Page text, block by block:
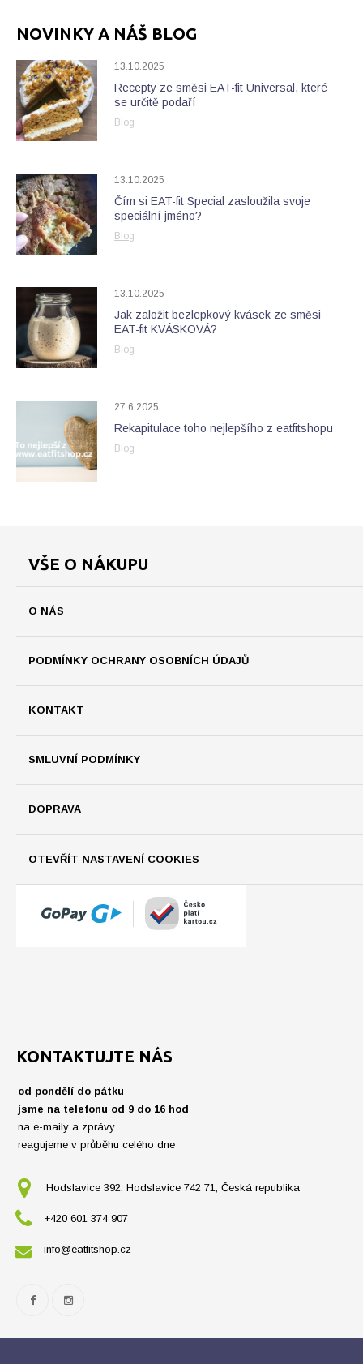
NOVINKY A NÁŠ BLOG
13.10.2025
Recepty ze směsi EAT-fit Universal, které
se určitě podaří
Blog
13.10.2025
Čím si EAT-fit Special zasloužila svoje
speciální jméno?
Blog
13.10.2025
Jak založit bezlepkový kvásek ze směsi
EAT-fit KVÁSKOVÁ?
Blog
27.6.2025
Rekapitulace toho nejlepšího z eatfitshopu
Blog
VŠE O NÁKUPU
O NÁS
PODMÍNKY OCHRANY OSOBNÍCH ÚDAJŮ
KONTAKT
SMLUVNÍ PODMÍNKY
DOPRAVA
OTEVŘÍT NASTAVENÍ COOKIES
KONTAKTUJTE NÁS
od pondělí do pátku
jsme na telefonu od 9 do 16 hod
na e-maily a zprávy
reagujeme v průběhu celého dne
Hodslavice 392, Hodslavice 742 71, Česká republika
+420 601 374 907
info@eatfitshop.cz